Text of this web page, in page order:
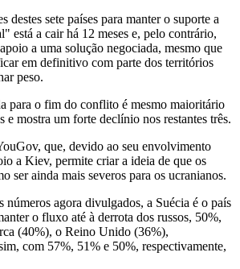
destes sete países para manter o suporte a
está a cair há 12 meses e, pelo contrário,
a uma solução negociada, mesmo que
em definitivo com parte dos territórios
peso.
para o fim do conflito é mesmo maioritário
e mostra um forte declínio nos restantes três.
que, devido ao seu envolvimento
a Kiev, permite criar a ideia de que os
ser ainda mais severos para os ucranianos.
números agora divulgados, a Suécia é o país
o fluxo até à derrota dos russos, 50%,
(40%), o Reino Unido (36%),
com 57%, 51% e 50%, respectivamente,